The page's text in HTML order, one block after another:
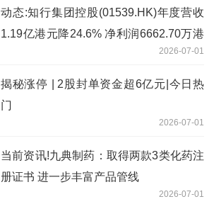
动态:知行集团控股(01539.HK)年度营收
1.19亿港元降24.6% 净利润6662.70万港
2026-07-01
揭秘涨停 | 2股封单资金超6亿元|今日热
门
2026-07-01
当前资讯!九典制药：取得两款3类化药注
册证书 进一步丰富产品管线
2026-07-01